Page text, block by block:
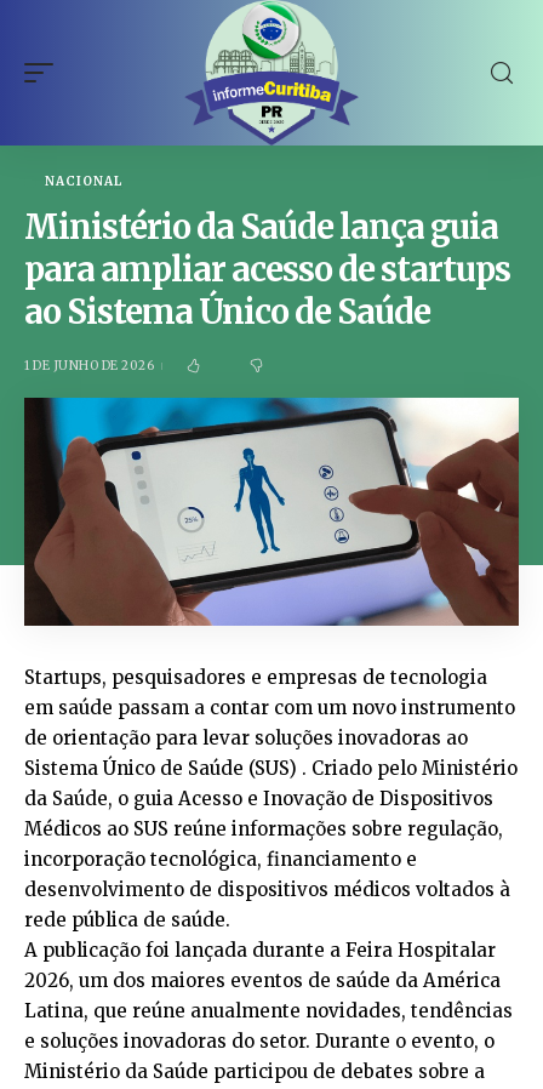
NACIONAL
Ministério da Saúde lança guia
para ampliar acesso de startups
ao Sistema Único de Saúde
1 DE JUNHO DE 2026
Startups, pesquisadores e empresas de tecnologia
em saúde passam a contar com um novo instrumento
de orientação para levar soluções inovadoras ao
Sistema Único de Saúde (SUS) . Criado pelo Ministério
da Saúde, o guia Acesso e Inovação de Dispositivos
Médicos ao SUS reúne informações sobre regulação,
incorporação tecnológica, financiamento e
desenvolvimento de dispositivos médicos voltados à
rede pública de saúde.
A publicação foi lançada durante a Feira Hospitalar
2026, um dos maiores eventos de saúde da América
Latina, que reúne anualmente novidades, tendências
e soluções inovadoras do setor. Durante o evento, o
Ministério da Saúde participou de debates sobre a